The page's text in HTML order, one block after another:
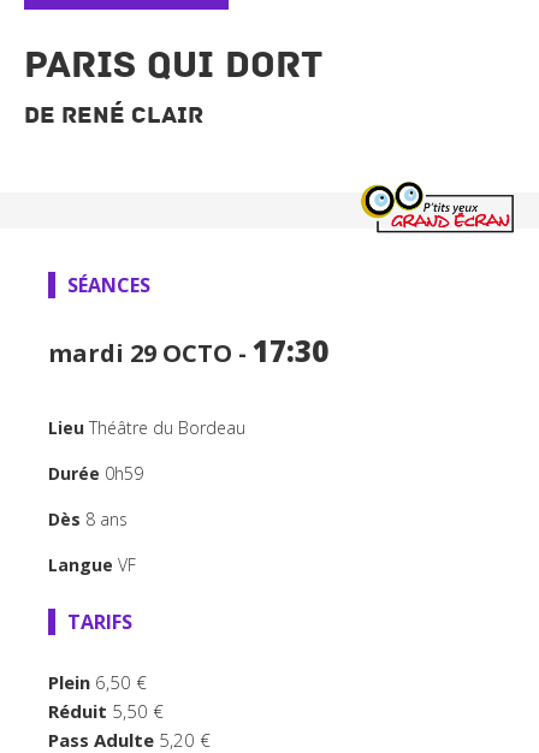
PUBLIC JEUNE
TEMPS FORTS
PARIS QUI DORT
De René Clair
SÉANCES
mardi 29 OCTO - 17:30
Lieu Théâtre du Bordeau
Durée 0h59
Dès 8 ans
Langue VF
TARIFS
Plein 6,50 €
Réduit 5,50 €
Pass Adulte 5,20 €